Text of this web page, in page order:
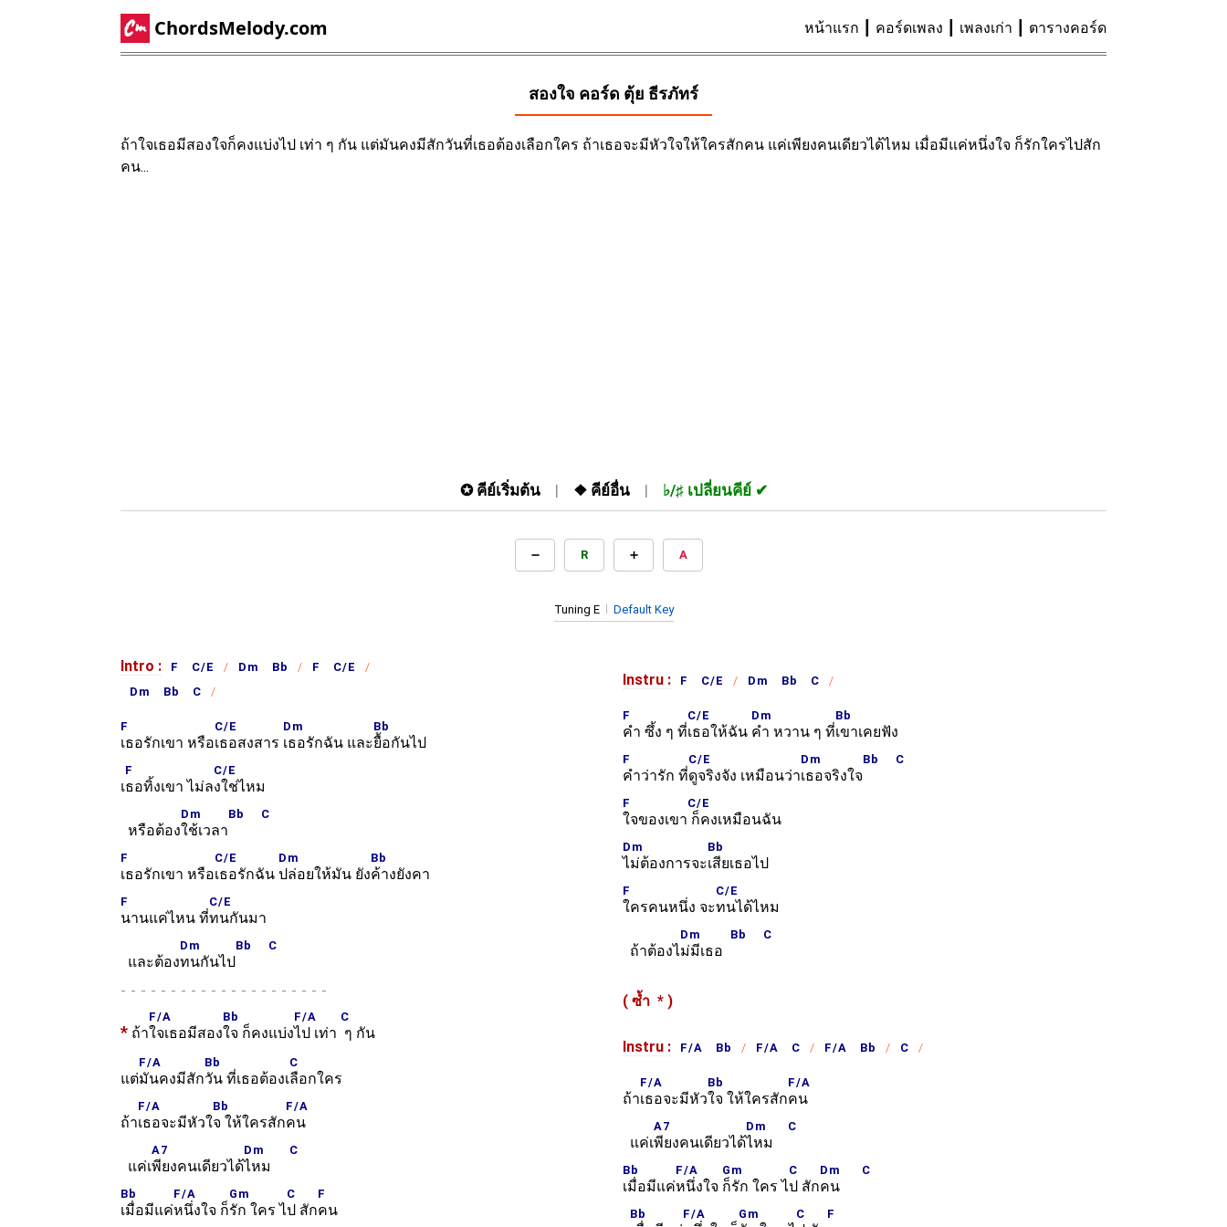
ChordsMelody.com หน้าแรก คอร์ดเพลง เพลงเก่า ตารางคอร์ด
สองใจ คอร์ด ตุ้ย ธีรภัทร์
ถ้าใจเธอมีสองใจก็คงแบ่งไป เท่า ๆ กัน แต่มันคงมีสักวันที่เธอต้องเลือกใคร ถ้าเธอจะมีหัวใจให้ใครสักคน แค่เพียงคนเดียวได้ไหม เมื่อมีแค่หนึ่งใจ ก็รักใครไปสัก
คน...
✪ คีย์เริ่มต้น ❖ คีย์อื่น ♭/♯ เปลี่ยนคีย์
R A
Tuning E Default Key
Intro : F C/E Dm Bb
F C/E
Dm Bb C
F
เธอรักเขา หรือ
C/E
เธอสงสาร
Dm
เธอรักฉัน และ
Bb
ยื้อกันไป
เ
F
ธอทิ้งเขา ไม่ล
C/E
งใช่ไหม
หรือต้อง
Dm
ใช้เวลา
Bb C
F
เธอรักเขา หรือ
C/E
เธอรักฉัน
Dm
ปล่อยให้มัน ยัง
Bb
ค้างยังคา
F
นานแค่ไหน ที่
C/E
ทนกันมา
และต้อง
Dm
ทนกันไป
Bb C
-
* ถ้า
F/A
ใจเธอมีสอง
Bb
ใจ ก็คงแบ่ง
F/A
ไป เท่า
C
ๆ กัน
แต่
F/A
มันคงมีสัก
Bb
วัน ที่เธอต้องเ
C
ลือกใคร
ถ้า
F/A
เธอจะมีหัวใ
Bb
จ ให้ใครสัก
F/A
คน
แค่เ
A7
พียงคนเดียวได้
Dm
ไหม
C
Bb
เมื่อมีแค่
F/A
หนึ่งใจ ก็
Gm
รัก ใคร ไ
C
ป สัก
F
คน
Instru : F C/E Dm Bb C
F
คำ ซึ้ง ๆ ที่
C/E
เธอให้ฉัน
Dm
คำ หวาน ๆ ที่
Bb
เขาเคยฟัง
F
คำว่ารัก ที่
C/E
ดูจริงจัง เหมือนว่า
Dm
เธอจริงใจ
Bb C
F
ใจของเขา
C/E
ก็คงเหมือนฉัน
Dm
ไม่ต้องการจะ
Bb
เสียเธอไป
F
ใครคนหนึ่ง จะ
C/E
ทนได้ไหม
ถ้าต้องไ
Dm
ม่มีเธอ
Bb C
( ซ้ำ * )
Instru : F/A Bb F/A C F/A Bb C
ถ้า
F/A
เธอจะมีหัว
Bb
ใจ ให้ใครสัก
F/A
คน
แค่เ
A7
พียงคนเดียวได้
Dm
ไหม
C
Bb
เมื่อมีแค่
F/A
หนึ่งใจ
Gm
ก็รัก ใคร ไ
C
ป สัก
Dm
คน
C
Bb F/A Gm C F